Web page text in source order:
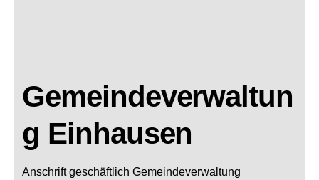
Gemeindeverwaltun
g Einhausen
Anschrift geschäftlich Gemeindeverwaltung